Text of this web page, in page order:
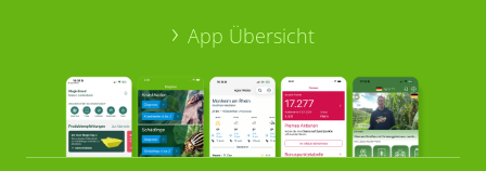
App Übersicht